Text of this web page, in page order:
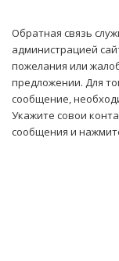
Обратная связь
администрацией
пожелания или
предложении. Для
сообщение,
Укажите совои
сообщения и